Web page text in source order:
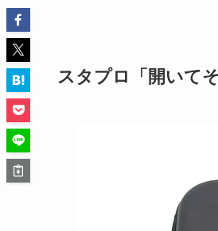
スタプロ「開いて